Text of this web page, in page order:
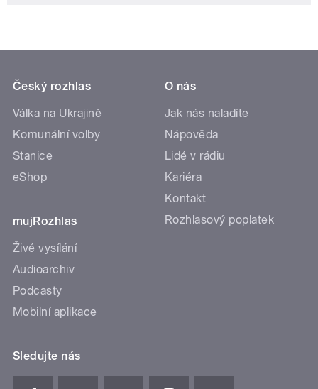
Český rozhlas
Válka na Ukrajině
Komunální volby
Stanice
eShop
mujRozhlas
Živé vysílání
Audioarchiv
Podcasty
Mobilní aplikace
O nás
Jak nás naladíte
Nápověda
Lidé v rádiu
Kariéra
Kontakt
Rozhlasový poplatek
Sledujte nás